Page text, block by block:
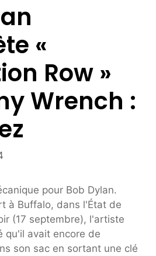
«
Row »
Wrench :
pour Bob Dylan.
à Buffalo, dans l'État de
(17 septembre), l'artiste
qu'il avait encore de
son sac en sortant une clé